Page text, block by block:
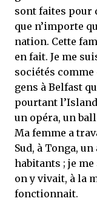
sont faites pour
que n’importe
nation. Cette
en fait. Je me
sociétés comme
gens à Belfast
pourtant
un opéra, un
Ma femme a
Sud, à Tonga,
habitants ; je
on y vivait, à la
fonctionnait.